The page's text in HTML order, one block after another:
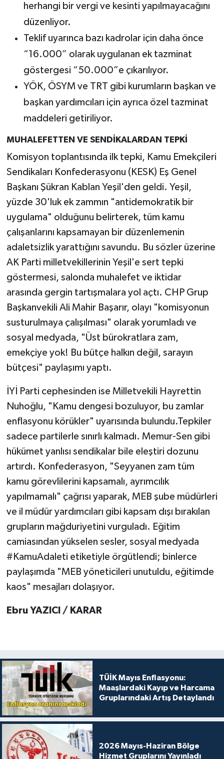
herhangi bir vergi ve kesinti yapılmayacağını
düzenliyor.
Teklif uyarınca bazı kadrolar için daha önce
“16.000” olarak uygulanan ek tazminat
göstergesi “50.000”e çıkarılıyor.
YÖK, ÖSYM ve TRT gibi kurumların başkan ve
başkan yardımcıları için ayrıca özel tazminat
maddeleri getiriliyor.
MUHALEFETTEN VE SENDİKALARDAN TEPKİ
Komisyon toplantısında ilk tepki, Kamu Emekçileri
Sendikaları Konfederasyonu (KESK) Eş Genel
Başkanı Şükran Kablan Yeşil'den geldi. Yeşil,
yüzde 30'luk ek zammın "antidemokratik bir
uygulama" olduğunu belirterek, tüm kamu
çalışanlarını kapsamayan bir düzenlemenin
adaletsizlik yarattığını savundu. Bu sözler üzerine
AK Parti milletvekillerinin Yeşil'e sert tepki
göstermesi, salonda muhalefet ve iktidar
arasında gergin tartışmalara yol açtı. CHP Grup
Başkanvekili Ali Mahir Başarır, olayı "komisyonun
susturulmaya çalışılması" olarak yorumladı ve
sosyal medyada, "Üst bürokratlara zam,
emekçiye yok! Bu bütçe halkın değil, sarayın
bütçesi" paylaşımı yaptı.
İYİ Parti cephesinden ise Milletvekili Hayrettin
Nuhoğlu, "Kamu dengesi bozuluyor, bu zamlar
enflasyonu körükler" uyarısında bulundu.Tepkiler
sadece partilerle sınırlı kalmadı. Memur-Sen gibi
hükümet yanlısı sendikalar bile eleştiri dozunu
artırdı. Konfederasyon, "Seyyanen zam tüm
kamu görevlilerini kapsamalı, ayrımcılık
yapılmamalı" çağrısı yaparak, MEB şube müdürleri
ve il müdür yardımcıları gibi kapsam dışı bırakılan
grupların mağduriyetini vurguladı. Eğitim
camiasından yükselen sesler, sosyal medyada
#KamuAdaleti etiketiyle örgütlendi; binlerce
paylaşımda "MEB yöneticileri unutuldu, eğitimde
kaos" mesajları dolaşıyor.
Ebru YAZICI / KARAR
TÜİK Mayıs Enflasyonu:
Maaşlardaki Kayıp ve Harcama
Gruplarındaki Artış Detaylandı
2026 Mayıs-Haziran Bölge
Hizmet Gruplarını Yayınladı